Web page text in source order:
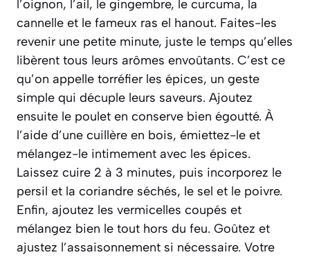
l’oignon, l’ail, le gingembre, le curcuma, la
cannelle et le fameux ras el hanout. Faites-les
revenir une petite minute, juste le temps qu’elles
libèrent tous leurs arômes envoûtants. C’est ce
qu’on appelle torréfier les épices, un geste
simple qui décuple leurs saveurs. Ajoutez
ensuite le poulet en conserve bien égoutté. À
l’aide d’une cuillère en bois, émiettez-le et
mélangez-le intimement avec les épices.
Laissez cuire 2 à 3 minutes, puis incorporez le
persil et la coriandre séchés, le sel et le poivre.
Enfin, ajoutez les vermicelles coupés et
mélangez bien le tout hors du feu. Goûtez et
ajustez l’assaisonnement si nécessaire. Votre